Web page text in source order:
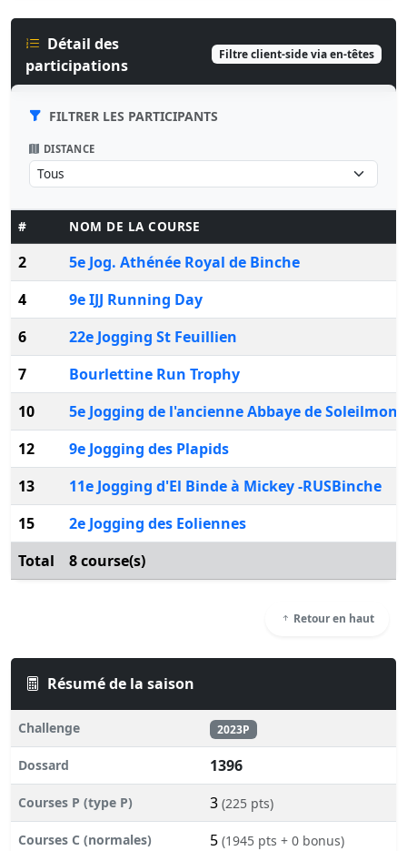
Détail des
participations
Filtre client-side via en-têtes
FILTRER LES PARTICIPANTS
DISTANCE
# NOM DE LA COURSE
2
5e Jog. Athénée Royal de Binche
4
9e IJJ Running Day
6
22e Jogging St Feuillien
7
Bourlettine Run Trophy
10
5e Jogging de l'ancienne Abbaye de Soleilmont
12
9e Jogging des Plapids
13
11e Jogging d'El Binde à Mickey -RUSBinche
15
2e Jogging des Eoliennes
Total
8 course(s)
Retour en haut
Résumé de la saison
Challenge 2023P
Dossard 1396
Courses P (type P) 3 (225 pts)
Courses C (normales) 5 (1945 pts + 0 bonus)